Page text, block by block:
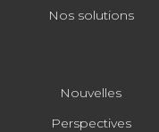
Nos solutions
Nouvelles
Perspectives